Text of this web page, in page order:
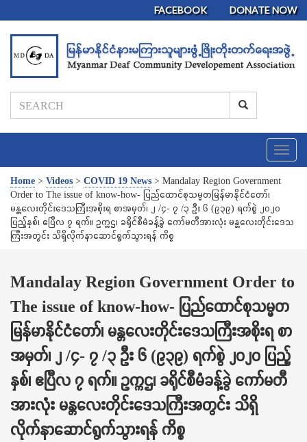
FACEBOOK DONATE NOW
T
o
e
g
a
t
i
o
n
Home > Videos > COVID 19 News > Mandalay Region Government
Order to The issue of know-how- ပြည်ထောင်စုသမ္မတမြန်မာနိုင်ငံတော်၊
မန္တလေးတိုင်းဒေသကြီးအစိုးရ စာအမှတ်၊ ၂ /၄- ၇ /၃ ဦး ၆ (၉၃၉) ရက်စွဲ ၂၀၂၀
ပြည့်နှစ်၊ ဧပြီလ ၇ ရက်။ ဥက္ကဌ၊ ခရိုင်စီမံခန့်ခွဲ ကော်မတီအားလုံး မန္တလေးတိုင်းဒေသ
ကြီးအတွင်း သိရှိလိုက်နာဆောင်ရွက်သွားရန် ကိစ္စ
Mandalay Region Government Order to
The issue of know-how- ပြည်ထောင်စုသမ္မတ
မြန်မာနိုင်ငံတော်၊ မန္တလေးတိုင်းဒေသကြီးအစိုးရ စာ
အမှတ်၊ ၂ /၄- ၇ /၃ ဦး ၆ (၉၃၉) ရက်စွဲ ၂၀၂၀ ပြည့်
နှစ်၊ ဧပြီလ ၇ ရက်။ ဥက္ကဌ၊ ခရိုင်စီမံခန့်ခွဲ ကော်မတီ
အားလုံး မန္တလေးတိုင်းဒေသကြီးအတွင်း သိရှိ
လိုက်နာဆောင်ရွက်သွားရန် ကိစ္စ